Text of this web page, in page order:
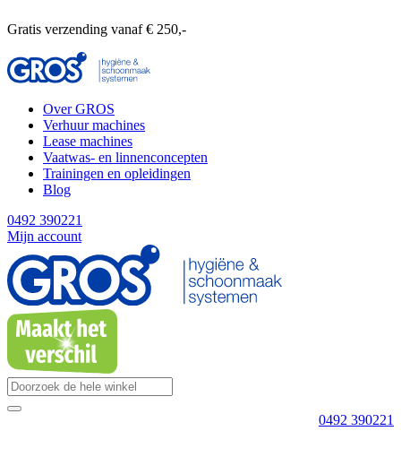
Gratis verzending vanaf € 250,-
Over GROS
Verhuur machines
Lease machines
Vaatwas- en linnenconcepten
Trainingen en opleidingen
Blog
0492 390221
Mijn account
0492 390221